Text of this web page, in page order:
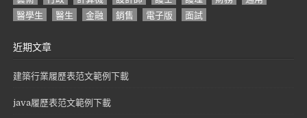
醫學生
醫生 金融 銷售 電子版 面試
近期文章
建築行業履歷表范文範例下載
java履歷表范文範例下載